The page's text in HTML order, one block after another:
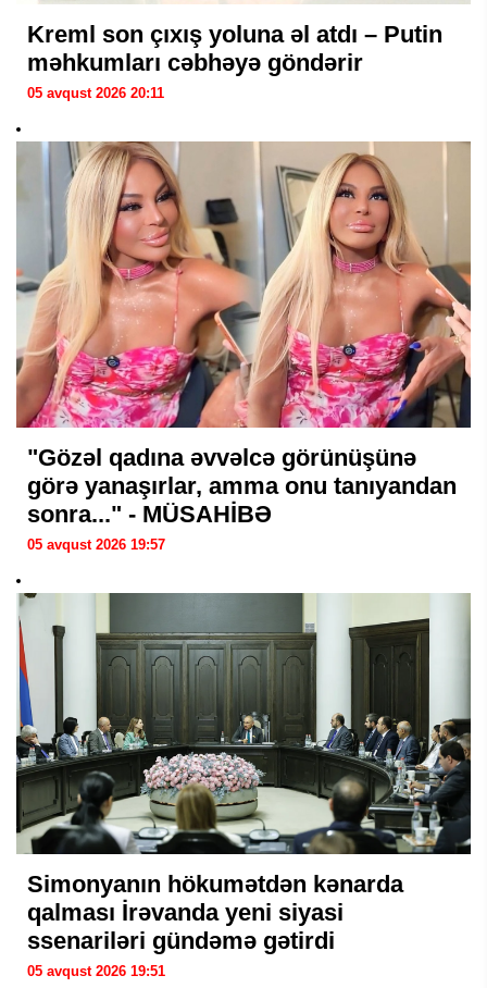
Kreml son çıxış yoluna əl atdı – Putin
məhkumları cəbhəyə göndərir
05 avqust 2026 20:11
"Gözəl qadına əvvəlcə görünüşünə
görə yanaşırlar, amma onu tanıyandan
sonra..." - MÜSAHİBƏ
05 avqust 2026 19:57
Simonyanın hökumətdən kənarda
qalması İrəvanda yeni siyasi
ssenariləri gündəmə gətirdi
05 avqust 2026 19:51